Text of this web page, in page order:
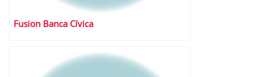
Fusion Banca Cívica